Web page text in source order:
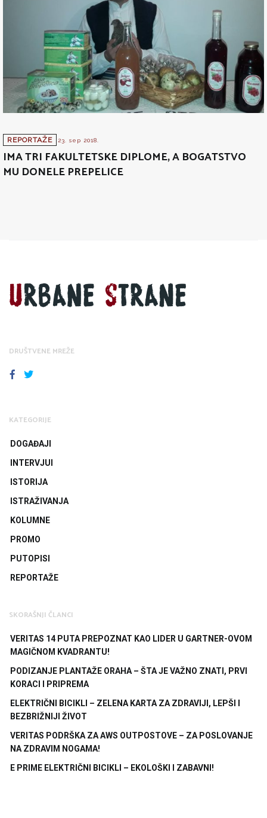
REPORTAŽE 23. sep 2018.
IMA TRI FAKULTETSKE DIPLOME, A BOGATSTVO
MU DONELE PREPELICE
DRUŠTVENE MREŽE
FACEBOOK
TWITTER
KATEGORIJE
DOGAĐAJI
INTERVJUI
ISTORIJA
ISTRAŽIVANJA
KOLUMNE
PROMO
PUTOPISI
REPORTAŽE
SKORAŠNJI ČLANCI
VERITAS 14 PUTA PREPOZNAT KAO LIDER U GARTNER-OVOM
MAGIČNOM KVADRANTU!
PODIZANJE PLANTAŽE ORAHA – ŠTA JE VAŽNO ZNATI, PRVI
KORACI I PRIPREMA
ELEKTRIČNI BICIKLI – ZELENA KARTA ZA ZDRAVIJI, LEPŠI I
BEZBRIŽNIJI ŽIVOT
VERITAS PODRŠKA ZA AWS OUTPOSTOVE – ZA POSLOVANJE
NA ZDRAVIM NOGAMA!
E PRIME ELEKTRIČNI BICIKLI – EKOLOŠKI I ZABAVNI!